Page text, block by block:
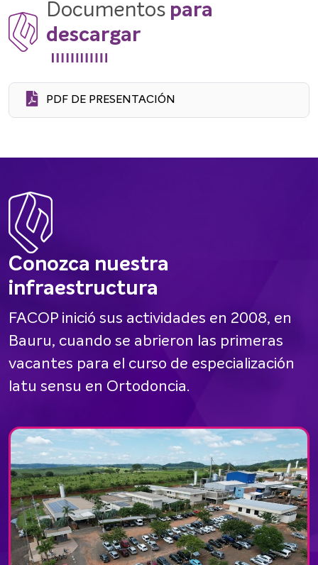
Documentos para
descargar
PDF DE PRESENTACIÓN
Conozca nuestra
infraestructura
FACOP inició sus actividades en 2008, en
Bauru, cuando se abrieron las primeras
vacantes para el curso de especialización
latu sensu en Ortodoncia.